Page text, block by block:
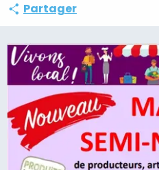
Partager